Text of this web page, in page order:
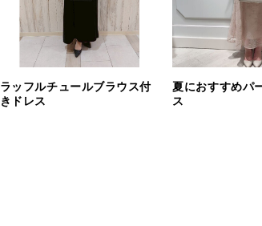
ラッフルチュールブラウス付
きドレス
夏におすすめパ
ス